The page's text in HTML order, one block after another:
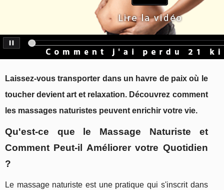
Laissez-vous transporter dans un havre de paix où le
toucher devient art et relaxation. Découvrez comment
les massages naturistes peuvent enrichir votre vie.
Qu'est-ce que le Massage Naturiste et
Comment Peut-il Améliorer votre Quotidien
?
Le massage naturiste est une pratique qui s'inscrit dans